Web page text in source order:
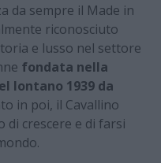
da sempre il Made in
riconosciuto
e lusso nel settore
fondata nella
lontano 1939 da
in poi, il Cavallino
di crescere e di farsi